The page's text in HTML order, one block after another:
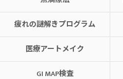
疲れの謎解きプログラム
医療アートメイク
GI MAP検査